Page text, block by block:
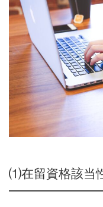
⑴在留資格該当